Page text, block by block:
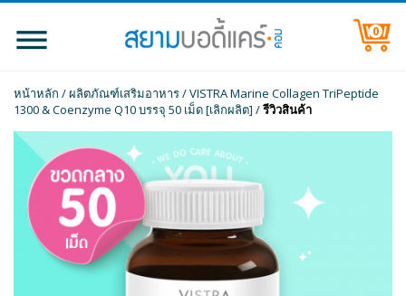
0
หน้าหลัก /ผลิตภัณฑ์เสริมอาหาร/VISTRA Marine Collagen TriPeptide
1300 & Coenzyme Q10 บรรจุ 50 เม็ด [เลิกผลิต] /รีวิวสินค้า